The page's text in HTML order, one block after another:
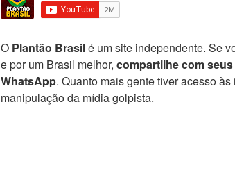
O Plantão Brasilé um site independente. Se
e por um Brasil melhor, compartilhe com
WhatsApp. Quanto mais gente tiver acesso
manipulação da mídia golpista.